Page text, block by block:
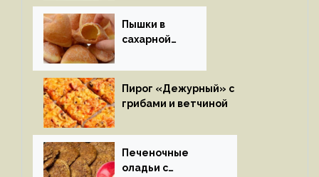
Пышки в
сахарной
Пирог «Дежурный» с
грибами и ветчиной
Печеночные
оладьи с